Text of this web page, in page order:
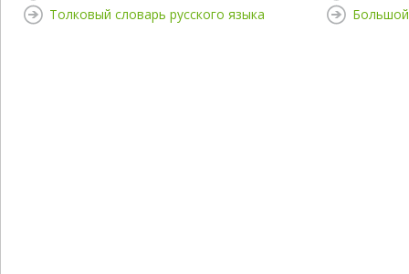
Толковый словарь русского языка
Большой